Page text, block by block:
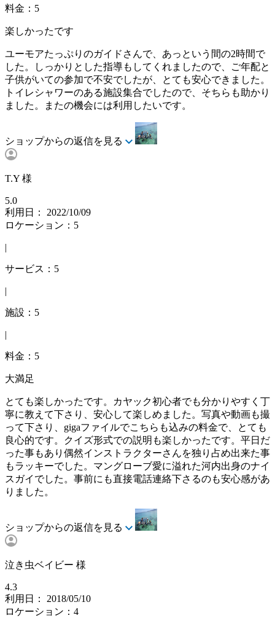
料金：5
楽しかったです
ユーモアたっぷりのガイドさんで、あっという間の2時間で
した。しっかりとした指導もしてくれましたので、ご年配と
子供がいての参加で不安でしたが、とても安心できました。
トイレシャワーのある施設集合でしたので、そちらも助かり
ました。またの機会には利用したいです。
ショップからの返信を見る
T.Y 様
5.0
利用日： 2022/10/09
ロケーション：5
|
サービス：5
|
施設：5
|
料金：5
大満足
とても楽しかったです。カヤック初心者でも分かりやすく丁
寧に教えて下さり、安心して楽しめました。写真や動画も撮
って下さり、gigaファイルでこちらも込みの料金で、とても
良心的です。クイズ形式での説明も楽しかったです。平日だ
った事もあり偶然インストラクターさんを独り占め出来た事
もラッキーでした。マングローブ愛に溢れた河内出身のナイ
スガイでした。事前にも直接電話連絡下さるのも安心感があ
りました。
ショップからの返信を見る
泣き虫ベイビー 様
4.3
利用日： 2018/05/10
ロケーション：4